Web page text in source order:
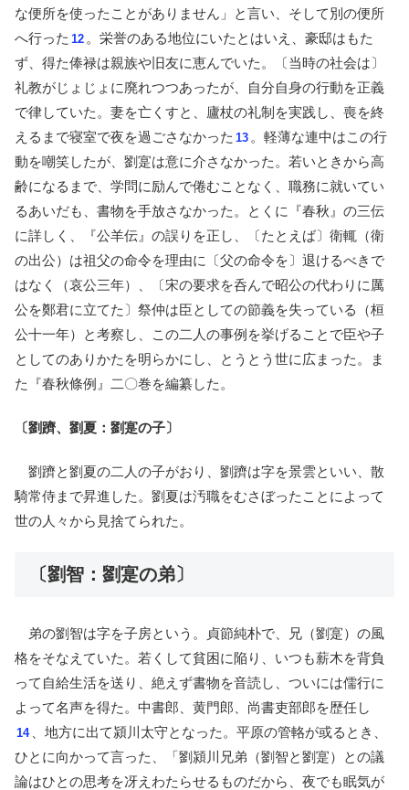
な便所を使ったことがありません」と言い、そして別の便所
へ行った 12 。栄誉のある地位にいたとはいえ、豪邸はもた
ず、得た俸禄は親族や旧友に恵んでいた。〔当時の社会は〕
礼教がじょじょに廃れつつあったが、自分自身の行動を正義
で律していた。妻を亡くすと、廬杖の礼制を実践し、喪を終
えるまで寝室で夜を過ごさなかった 13 。軽薄な連中はこの行
動を嘲笑したが、劉寔は意に介さなかった。若いときから高
齢になるまで、学問に励んで倦むことなく、職務に就いてい
るあいだも、書物を手放さなかった。とくに『春秋』の三伝
に詳しく、『公羊伝』の誤りを正し、〔たとえば〕衛輒（衛
の出公）は祖父の命令を理由に〔父の命令を〕退けるべきで
はなく（哀公三年）、〔宋の要求を呑んで昭公の代わりに厲
公を鄭君に立てた〕祭仲は臣としての節義を失っている（桓
公十一年）と考察し、この二人の事例を挙げることで臣や子
としてのありかたを明らかにし、とうとう世に広まった。ま
た『春秋條例』二〇巻を編纂した。
〔劉躋、劉夏：劉寔の子〕
劉躋と劉夏の二人の子がおり、劉躋は字を景雲といい、散
騎常侍まで昇進した。劉夏は汚職をむさぼったことによって
世の人々から見捨てられた。
〔劉智：劉寔の弟〕
弟の劉智は字を子房という。貞節純朴で、兄（劉寔）の風
格をそなえていた。若くして貧困に陥り、いつも薪木を背負
って自給生活を送り、絶えず書物を音読し、ついには儒行に
よって名声を得た。中書郎、黄門郎、尚書吏部郎を歴任し
14
、地方に出て潁川太守となった。平原の管輅が或るとき、
ひとに向かって言った、「劉潁川兄弟（劉智と劉寔）との議
論はひとの思考を冴えわたらせるものだから、夜でも眠気が